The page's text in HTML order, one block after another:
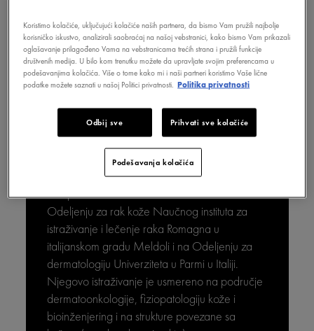
STRUČNJAK
DR. VICTOR
DESMOND
MANDEL
Ovlašćeni dermatolog i venerolog u Italiji i
Evropi. Trenutno radi kao istraživač na
Odeljenju za rak kože Naučnog instituta za
istraživanje i lečenje raka Romagna u
italijanskom gradu Meldoli i na Odeljenju za
dermatologiju Univerziteta u Parmi u Italiji.
Njegovo istraživanje je usmereno na područje
dermatoonkologije, fiziopatologiju kože i
bioinženjering i na strukture povezane sa
Koristimo kolačiće, uključujući kolačiće naših partnera, da bismo Vam pružili najbolje
korisničko iskustvo, analizirali saobraćaj na našoj vebstranici, kako bismo Vam prikazali
oglašavanje prilagođeno Vama na vebstranicama trećih strana i pružili funkcije
društvenih medija. U bilo kom trenutku možete da upravljate svojim preferencama u
podešavanjima kolačića. Više o tome kako mi i naši partneri koristimo Vaše lične
podatke možete saznati u našoj Politici privatnosti. Politika privatnosti
Odbij sve Prihvati sve kolačiće
Podešavanja kolačića